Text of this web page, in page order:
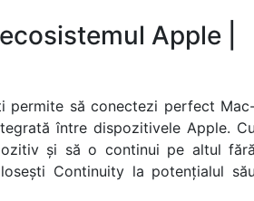
Apple |
permite să conectezi perfect
între dispozitivele Apple. Cu
și să o continui pe altul fără
Continuity la potențialul său